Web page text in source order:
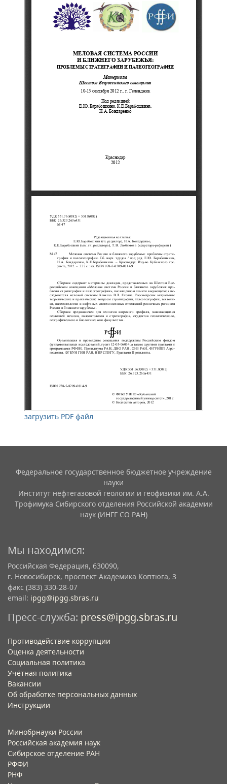
загрузить PDF файл
Федеральное государственное бюджетное учреждение
науки
Институт нефтегазовой геологии и геофизики им. А.А.
Трофимука Сибирского отделения Российской академии
наук (ИНГГ СО РАН)
Мы находимся:
Российская Федерация, 630090,
г. Новосибирск, проспект Академика Коптюга, 3
факс (383) 330-28-07
email: ipgg@ipgg.sbras.ru
Пресс-служба: press@ipgg.sbras.ru
Противодействие коррупции
Оценка деятельности
Социальная политика
Учётная политика​
Вакансии​
Об обработке персональных данных​
Инструкции​
Минобрнауки России
Российская академия наук
Сибирское отделение РАН
РФФИ
РНФ